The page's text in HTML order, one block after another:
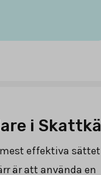
i
effektiva
är att använda en